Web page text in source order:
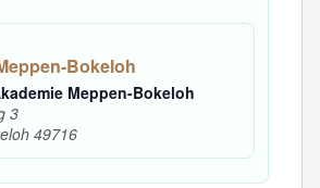
Bokeloh
Meppen-Bokeloh
3
49716